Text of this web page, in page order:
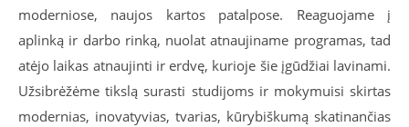
moderniose, naujos kartos patalpose. Reaguojame į
aplinką ir darbo rinką, nuolat atnaujiname programas, tad
atėjo laikas atnaujinti ir erdvę, kurioje šie įgūdžiai lavinami.
Užsibrėžėme tikslą surasti studijoms ir mokymuisi skirtas
modernias, inovatyvias, tvarias, kūrybiškumą skatinančias